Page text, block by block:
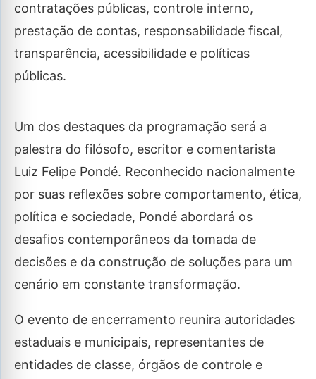
contratações públicas, controle interno,
prestação de contas, responsabilidade fiscal,
transparência, acessibilidade e políticas
públicas.
Um dos destaques da programação será a
palestra do filósofo, escritor e comentarista
Luiz Felipe Pondé. Reconhecido nacionalmente
por suas reflexões sobre comportamento, ética,
política e sociedade, Pondé abordará os
desafios contemporâneos da tomada de
decisões e da construção de soluções para um
cenário em constante transformação.
O evento de encerramento reunira autoridades
estaduais e municipais, representantes de
entidades de classe, órgãos de controle e